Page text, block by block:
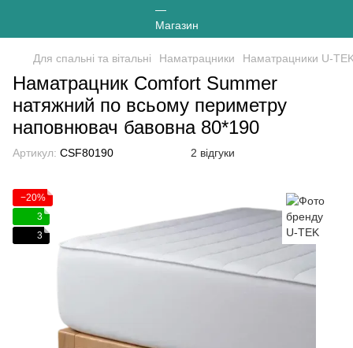
Для спальні та вітальні Наматрацники Наматрацники U-
Наматрацник Comfort Summer
натяжний по всьому периметру
наповнювач бавовна 80*190
Артикул: CSF80190 2 відгуки
−20%
3
3